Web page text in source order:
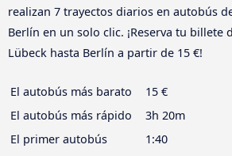
realizan 7 trayectos diarios en autobús
Berlín en un solo clic. ¡Reserva tu billete
Lübeck hasta Berlín a partir de 15 €!
El autobús más barato
15 €
El autobús más rápido
3h 20m
El primer autobús
1:40